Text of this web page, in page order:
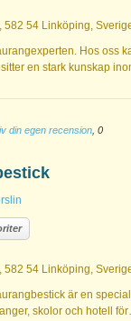
582 54 Linköping,
Hos oss
en stark kunskap
din egen recension , 0
582 54 Linköping,
är en
skolor och hotell